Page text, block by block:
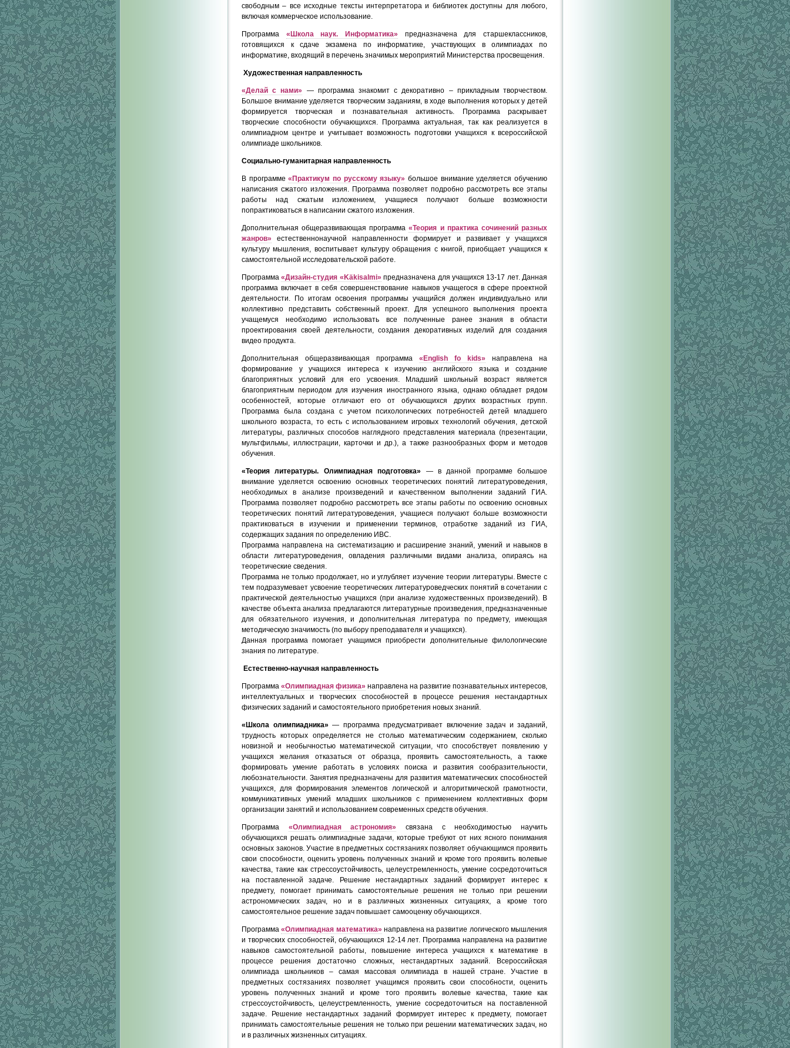
свободным – все исходные тексты интерпретатора и библиотек доступны для любого,
включая коммерческое использование.
Программа «Школа наук. Информатика» предназначена для старшеклассников,
готовящихся к сдаче экзамена по информатике, участвующих в олимпиадах по
информатике, входящий в перечень значимых мероприятий Министерства просвещения.
Художественная направленность
«Делай с нами»
— программа знакомит с декоративно – прикладным творчеством.
Большое внимание уделяется творческим заданиям, в ходе выполнения которых у детей
формируется творческая и познавательная активность. Программа раскрывает
творческие способности обучающихся. Программа актуальная, так как реализуется в
олимпиадном центре и учитывает возможность подготовки учащихся к всероссийской
олимпиаде школьников.
Социально-гуманитарная направленность
В программе«Практикум по русскому языку» большое внимание уделяется обучению
написания сжатого изложения. Программа позволяет подробно рассмотреть все этапы
работы над сжатым изложением, учащиеся получают больше возможности
попрактиковаться в написании сжатого изложения.
Дополнительная общеразвивающая программа«Теория и практика сочинений разных
жанров» естественнонаучной направленности формирует и развивает у учащихся
культуру мышления, воспитывает культуру обращения с книгой, приобщает учащихся к
самостоятельной исследовательской работе.
Программа«Дизайн-студия «Käkisalmi» предназначена для учащихся 13-17 лет. Данная
программа включает в себя совершенствование навыков учащегося в сфере проектной
деятельности. По итогам освоения программы учащийся должен индивидуально или
коллективно представить собственный проект. Для успешного выполнения проекта
учащемуся необходимо использовать все полученные ранее знания в области
проектирования своей деятельности, создания декоративных изделий для создания
видео продукта.
Дополнительная общеразвивающая программа «English fo kids» направлена на
формирование у учащихся интереса к изучению английского языка и создание
благоприятных условий для его усвоения. Младший школьный возраст является
благоприятным периодом для изучения иностранного языка, однако обладает рядом
особенностей, которые отличают его от обучающихся других возрастных групп.
Программа была создана с учетом психологических потребностей детей младшего
школьного возраста, то есть с использованием игровых технологий обучения, детской
литературы, различных способов наглядного представления материала (презентации,
мультфильмы, иллюстрации, карточки и др.), а также разнообразных форм и методов
обучения.
«Теория литературы. Олимпиадная подготовка» — в данной программе большое
внимание уделяется освоению основных теоретических понятий литературоведения,
необходимых в анализе произведений и качественном выполнении заданий ГИА.
Программа позволяет подробно рассмотреть все этапы работы по освоению основных
теоретических понятий литературоведения, учащиеся получают больше возможности
практиковаться в изучении и применении терминов, отработке заданий из ГИА,
содержащих задания по определению ИВС.
Программа направлена на систематизацию и расширение знаний, умений и навыков в
области литературоведения, овладения различными видами анализа, опираясь на
теоретические сведения.
Программа не только продолжает, но и углубляет изучение теории литературы. Вместе с
тем подразумевает усвоение теоретических литературоведческих понятий в сочетании с
практической деятельностью учащихся (при анализе художественных произведений). В
качестве объекта анализа предлагаются литературные произведения, предназначенные
для обязательного изучения, и дополнительная литература по предмету, имеющая
методическую значимость (по выбору преподавателя и учащихся).
Данная программа помогает учащимся приобрести дополнительные филологические
знания по литературе.
Естественно-научная направленность
Программа «Олимпиадная физика» направлена на развитие познавательных интересов,
интеллектуальных и творческих способностей в процессе решения нестандартных
физических заданий и самостоятельного приобретения новых знаний.
« Школа олимпиадника» — программа предусматривает включение задач и заданий,
трудность которых определяется не столько математическим содержанием, сколько
новизной и необычностью математической ситуации, что способствует появлению у
учащихся желания отказаться от образца, проявить самостоятельность, а также
формировать умение работать в условиях поиска и развития сообразительности,
любознательности. Занятия предназначены для развития математических способностей
учащихся, для формирования элементов логической и алгоритмической грамотности,
коммуникативных умений младших школьников с применением коллективных форм
организации занятий и использованием современных средств обучения.
Программа «Олимпиадная астрономия» связана с необходимостью научить
обучающихся решать олимпиадные задачи, которые требуют от них ясного понимания
основных законов. Участие в предметных состязаниях позволяет обучающимся проявить
свои способности, оценить уровень полученных знаний и кроме того проявить волевые
качества, такие как стрессоустойчивость, целеустремленность, умение сосредоточиться
на поставленной задаче. Решение нестандартных заданий формирует интерес к
предмету, помогает принимать самостоятельные решения не только при решении
астрономических задач, но и в различных жизненных ситуациях, а кроме того
самостоятельное решение задач повышает самооценку обучающихся.
Программа«Олимпиадная математика» направлена на развитие логического мышления
и творческих способностей, обучающихся 12-14 лет. Программа направлена на развитие
навыков самостоятельной работы, повышение интереса учащихся к математике в
процессе решения достаточно сложных, нестандартных заданий. Всероссийская
олимпиада школьников – самая массовая олимпиада в нашей стране. Участие в
предметных состязаниях позволяет учащимся проявить свои способности, оценить
уровень полученных знаний и кроме того проявить волевые качества, такие как
стрессоустойчивость, целеустремленность, умение сосредоточиться на поставленной
задаче. Решение нестандартных заданий формирует интерес к предмету, помогает
принимать самостоятельные решения не только при решении математических задач, но
и в различных жизненных ситуациях.